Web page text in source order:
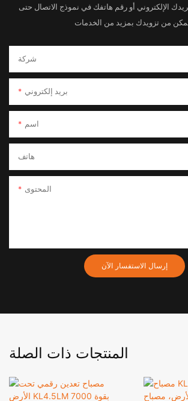
الإلكتروني أو رقم هاتفك في نموذج الاتصال حتى
شركة
بريد إلكتروني
اسم
هاتف
المحتوى
إرسال الاستفسار الآن
المنتجات ذات الصلة